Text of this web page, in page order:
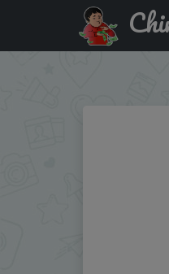
Паридбати з
складной